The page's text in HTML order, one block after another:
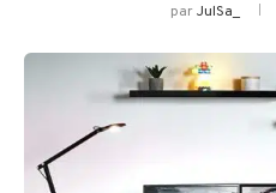
parJulSa_